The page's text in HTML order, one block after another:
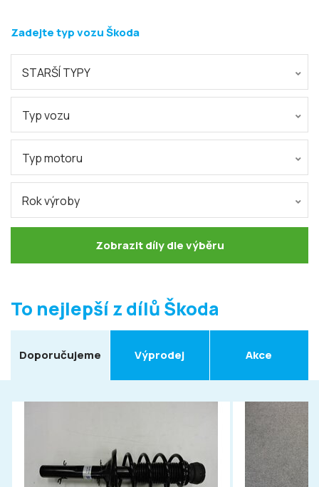
Zadejte typ vozu Škoda
STARŠÍ TYPY
Typ vozu
Typ motoru
Rok výroby
Zobrazit díly dle výběru
To nejlepší z dílů Škoda
Doporučujeme Výprodej Akce